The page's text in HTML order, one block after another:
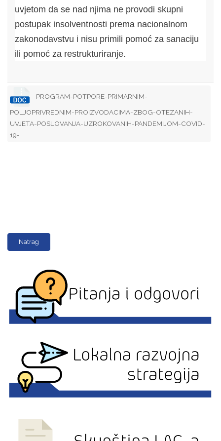
uvjetom da se nad njima ne provodi skupni
postupak insolventnosti prema nacionalnom
zakonodavstvu i nisu primili pomoć za sanaciju
ili pomoć za restrukturiranje.
PROGRAM-POTPORE-PRIMARNIM-
POLJOPRIVREDNIM-PROIZVODACIMA-ZBOG-OTEZANIH-
UVJETA-POSLOVANJA-UZROKOVANIH-PANDEMIJOM-COVID-
19-
Natrag